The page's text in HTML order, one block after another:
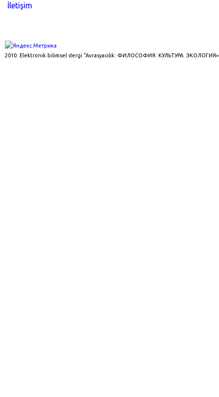
İletişim
2010. Elektronik bilimsel dergi "Avrasyacılık: ФИЛОСОФИЯ. КУЛЬТУРА. ЭКОЛОГИЯ»